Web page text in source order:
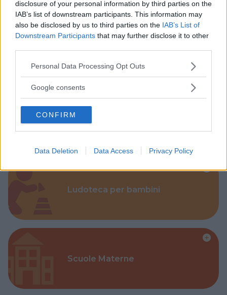
disclosure of your personal information by third parties on the
IAB’s list of downstream participants. This information may
also be disclosed by us to third parties on the IAB’s List of
Downstream Participants that may further disclose it to other
Please note that this website/app uses one or more Google
not limited to your visit or usage behaviour. You may click to
use your data for below specified purposes in below Google
consent section.
Personal Data Processing Opt Outs
Google consents
CONFIRM
Data Deletion Data Access Privacy Policy
Parchi
Corsi Sportivi per bambini
Ludoteca per bambini
Scuole Materne